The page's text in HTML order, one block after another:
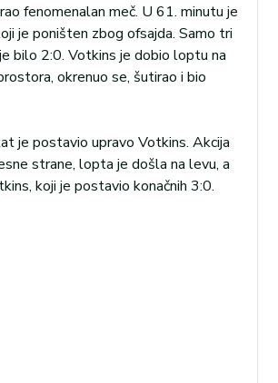
fenomenalan meč. U 61. minutu je
je poništen zbog ofsajda. Samo tri
bilo 2:0. Votkins je dobio loptu na
okrenuo se, šutirao i bio
je postavio upravo Votkins. Akcija
strane, lopta je došla na levu, a
koji je postavio konačnih 3:0.